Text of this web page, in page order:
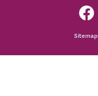
Sitemap